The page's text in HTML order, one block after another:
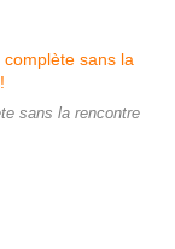
sans la rencontre